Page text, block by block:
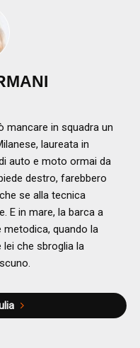
mancare in squadra un
laureata in
auto e moto ormai da
destro, farebbero
se alla tecnica
E in mare, la barca a
quando la
lei che sbroglia la